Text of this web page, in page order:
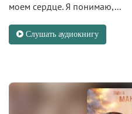
моем сердце. Я понимаю,...
Слушать аудиокнигу